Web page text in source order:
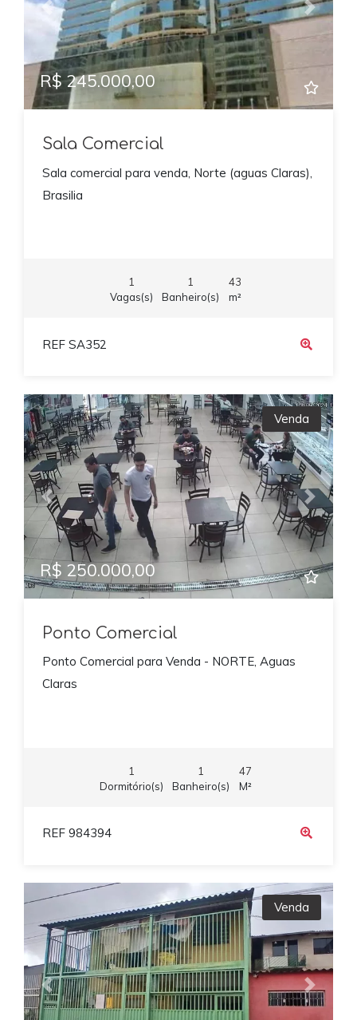
Previous Next
R$ 245.000,00
Sala Comercial
Sala comercial para venda, Norte (aguas Claras),
Brasilia
1
Vagas(s)
1
Banheiro(s)
43
m²
REF SA352
Previous Next
Venda
R$ 250.000,00
Ponto Comercial
Ponto Comercial para Venda - NORTE, Aguas
Claras
1
Dormitório(s)
1
Banheiro(s)
47
M²
REF 984394
Previous Next
Venda